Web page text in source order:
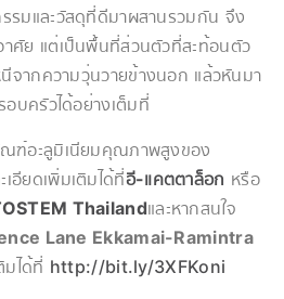
รมและวัสดุที่ดีมาผสานรวมกัน จึง
าศัย แต่เป็นพื้นที่ส่วนตัวที่สะท้อนตัว
นีจากความวุ่นวายข้างนอก แล้วหันมา
อบครัวได้อย่างเต็มที่
ฑ์อะลูมิเนียมคุณภาพสูงของ
อียดเพิ่มเติมได้ที่อี-แคตตาล็อก หรือ
Thailandและหากสนใจ
Lane Ekkamai-Ramintra
มได้ที่ http://bit.ly/3XFKoni